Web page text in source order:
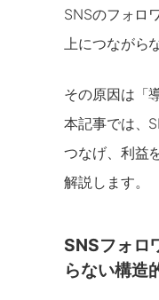
SNSのフォロ
上につながら
その原因は「
本記事では、
つなげ、利益
解説します。
SNSフォロ
らない構造